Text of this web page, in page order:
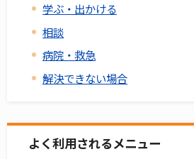
学ぶ・出かける
相談
病院・救急
解決できない場合
よく利用されるメニュー